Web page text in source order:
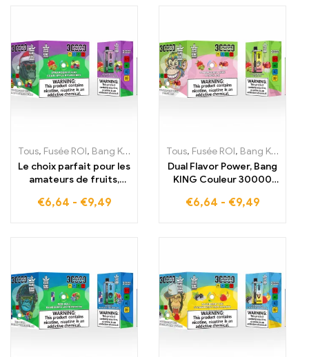
Tous, Fusée ROI, Bang King 30000 Bouffées ,Cigarettes
Le choix parfait pour les
amateurs de fruits,
30000 Bouffées, E-
cigarettes jetables
€6,64 - €9,49
Tous, Fusée ROI, Bang King 30000 Bouffées
Dual Flavor Power, Bang
KING Couleur 30000
Kimi, rafraîchissant
€6,64 - €9,49